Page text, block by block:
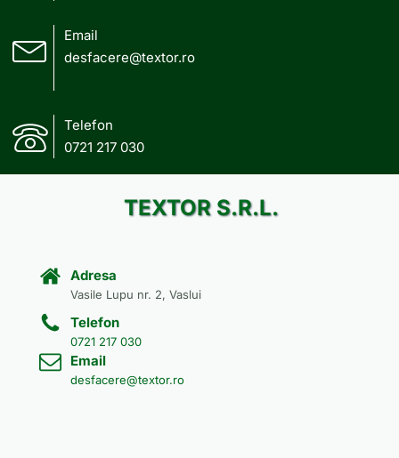
Email
desfacere@textor.ro
Telefon
0721 217 030
TEXTOR S.R.L.
Adresa
Vasile Lupu nr. 2, Vaslui
Telefon
0721 217 030
Email
desfacere@textor.ro